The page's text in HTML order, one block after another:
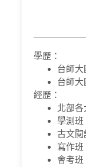
學歷：
台師大
台師大
經歷：
北部
學測班
古文閱
寫作班
會考班